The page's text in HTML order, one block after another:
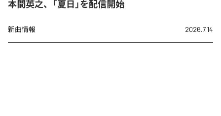
本間英之、「夏日」を配信開始
新曲情報 2026.7.14